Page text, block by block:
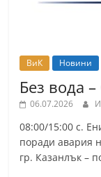
ВиК Новини
Без вода
06.07.2026
08:00/15:00 с.
поради авария
гр. Казанлък –